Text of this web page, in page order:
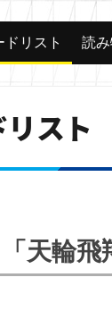
ドリスト 読
スト
天輪飛